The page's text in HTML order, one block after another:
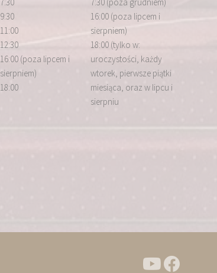
9:30
11:00
12:30
16:00 (poza lipcem i
sierpniem)
18:00
16:00 (poza lipcem i
sierpniem)
18:00 (tylko w:
uroczystości, każdy
wtorek, pierwsze piątki
miesiąca, oraz w lipcu i
sierpniu